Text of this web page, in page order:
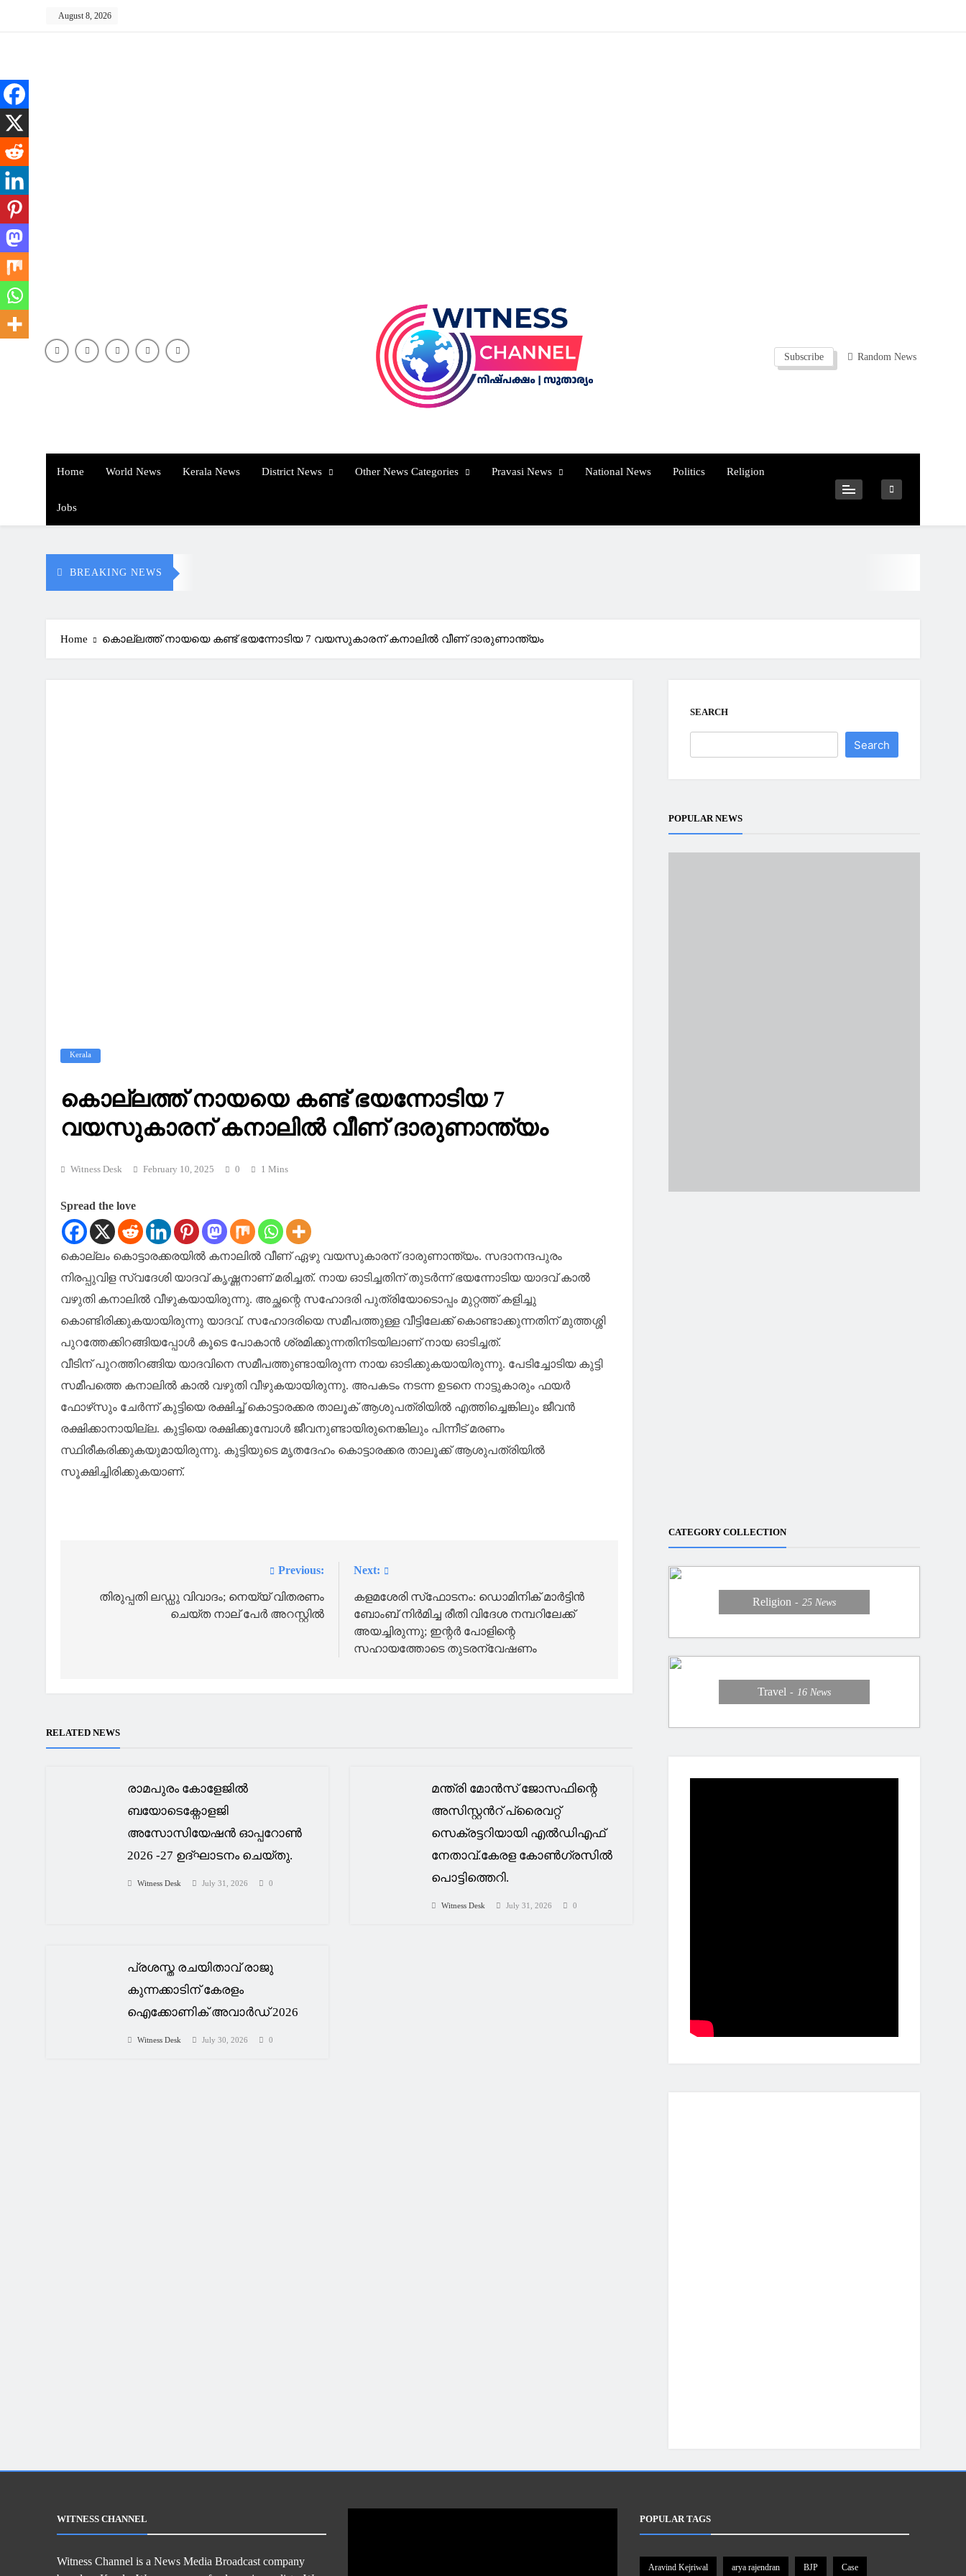
August 8, 2026
Witness Channel
Subscribe Random News
Home World News Kerala News District News Other News Categories Pravasi News National News Politics Religion
Jobs
BREAKING NEWS
Home കൊല്ലത്ത് നായയെ കണ്ട് ഭയന്നോടിയ 7 വയസുകാരന് കനാലിൽ വീണ് ദാരുണാന്ത്യം
Kerala
കൊല്ലത്ത് നായയെ കണ്ട് ഭയന്നോടിയ 7
വയസുകാരന് കനാലിൽ വീണ് ദാരുണാന്ത്യം
Witness Desk February 10, 2025 0 1 Mins
Spread the love
കൊല്ലം കൊട്ടാരക്കരയിൽ കനാലിൽ വീണ് ഏഴു വയസുകാരന് ദാരുണാന്ത്യം. സദാനന്ദപുരം
നിരപ്പുവിള സ്വദേശി യാദവ് കൃഷ്ണനാണ് മരിച്ചത്. നായ ഓടിച്ചതിന് തുടർന്ന് ഭയന്നോടിയ യാദവ് കാൽ
വഴുതി കനാലിൽ വീഴുകയായിരുന്നു. അച്ഛന്റെ സഹോദരി പുത്രിയോടൊപ്പം മുറ്റത്ത് കളിച്ചു
കൊണ്ടിരിക്കുകയായിരുന്നു യാദവ്. സഹോദരിയെ സമീപത്തുള്ള വീട്ടിലേക്ക് കൊണ്ടാക്കുന്നതിന് മുത്തശ്ശി
പുറത്തേക്കിറങ്ങിയപ്പോൾ കൂടെ പോകാൻ ശ്രമിക്കുന്നതിനിടയിലാണ് നായ ഓടിച്ചത്.
വീടിന് പുറത്തിറങ്ങിയ യാദവിനെ സമീപത്തുണ്ടായിരുന്ന നായ ഓടിക്കുകയായിരുന്നു. പേടിച്ചോടിയ കുട്ടി
സമീപത്തെ കനാലിൽ കാൽ വഴുതി വീഴുകയായിരുന്നു. അപകടം നടന്ന ഉടനെ നാട്ടുകാരും ഫയർ
ഫോഴ്‌സും ചേർന്ന് കുട്ടിയെ രക്ഷിച്ച് കൊട്ടാരക്കര താലൂക് ആശുപത്രിയിൽ എത്തിച്ചെങ്കിലും ജീവൻ
രക്ഷിക്കാനായില്ല. കുട്ടിയെ രക്ഷിക്കുമ്പോൾ ജീവനുണ്ടായിരുനെങ്കിലും പിന്നീട് മരണം
സ്ഥിരീകരിക്കുകയുമായിരുന്നു. കുട്ടിയുടെ മൃതദേഹം കൊട്ടാരക്കര താലൂക്ക് ആശുപത്രിയിൽ
സൂക്ഷിച്ചിരിക്കുകയാണ്.
navigation
Previous:
തിരുപ്പതി ലഡ്ഡു വിവാദം; നെയ്യ് വിതരണം
ചെയ്ത നാല് പേർ അറസ്റ്റിൽ
Next:
കളമശേരി സ്‌ഫോടനം: ഡൊമിനിക് മാര്‍ട്ടിന്‍
ബോംബ് നിര്‍മിച്ച രീതി വിദേശ നമ്പറിലേക്ക്
അയച്ചിരുന്നു; ഇന്റര്‍ പോളിന്റെ
സഹായത്തോടെ തുടരന്വേഷണം
RELATED NEWS
രാമപുരം കോളേജിൽ
ബയോടെക്നോളജി
അസോസിയേഷൻ ഓപ്പറോൺ
2026 -27 ഉദ്ഘാടനം ചെയ്തു.
Witness Desk July 31, 2026 0
മന്ത്രി മോൻസ് ജോസഫിന്റെ
അസിസ്റ്റൻറ് പ്രൈവറ്റ്
സെക്രട്ടറിയായി എൽഡിഎഫ്
നേതാവ്.കേരള കോൺഗ്രസിൽ
പൊട്ടിത്തെറി.
Witness Desk July 31, 2026 0
പ്രശസ്ത രചയിതാവ് രാജു
കുന്നക്കാടിന് കേരളം
ഐക്കോണിക് അവാർഡ് 2026
Witness Desk July 30, 2026 0
SEARCH
Search
POPULAR NEWS
CATEGORY COLLECTION
Religion 25 News
Travel 16 News
WITNESS CHANNEL
Witness Channel is a News Media Broadcast company
POPULAR TAGS
Aravind Kejriwal arya rajendran BJP Case